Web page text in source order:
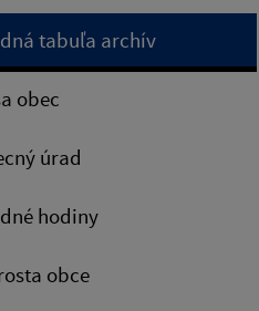
tabuľa archív
obec
úrad
hodiny
obce